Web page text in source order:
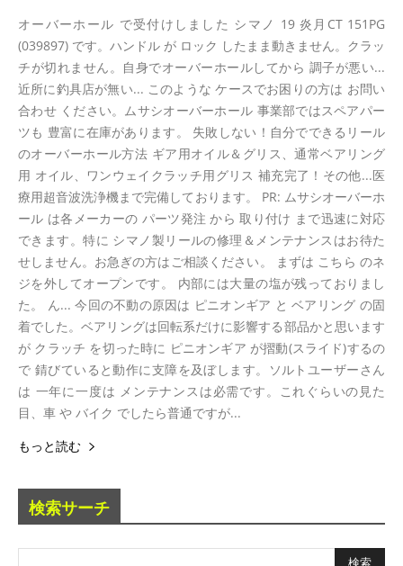
オーバーホール で受付けしました シマノ 19 炎月CT 151PG
(039897) です。ハンドル が ロック したまま動きません。クラッ
チが切れません。自身でオーバーホールしてから 調子が悪い...
近所に釣具店が無い... このような ケースでお困りの方は お問い
合わせ ください。ムサシオーバーホール 事業部ではスペアパー
ツも 豊富に在庫があります。 失敗しない！自分でできるリール
のオーバーホール方法 ギア用オイル＆グリス、通常ベアリング
用 オイル、ワンウェイクラッチ用グリス 補充完了！その他...医
療用超音波洗浄機まで完備しております。 PR: ムサシオーバーホ
ール は各メーカーの パーツ発注 から 取り付け まで迅速に対応
できます。特に シマノ製リールの修理＆メンテナンスはお待た
せしません。お急ぎの方はご相談ください。 まずは こちら のネ
ジを外してオープンです。 内部には大量の塩が残っておりまし
た。 ん... 今回の不動の原因は ピニオンギア と ベアリング の固
着でした。ベアリングは回転系だけに影響する部品かと思います
が クラッチ を切った時に ピニオンギア が摺動(スライド)するの
で 錆びていると動作に支障を及ぼします。ソルトユーザーさん
は 一年に一度は メンテナンスは必需です。これぐらいの見た
目、車 や バイク でしたら普通ですが...
もっと読む
検索サーチ